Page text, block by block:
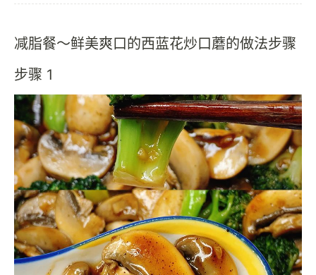
减脂餐～鲜美爽口的西蓝花炒口蘑的做法步骤
步骤 1